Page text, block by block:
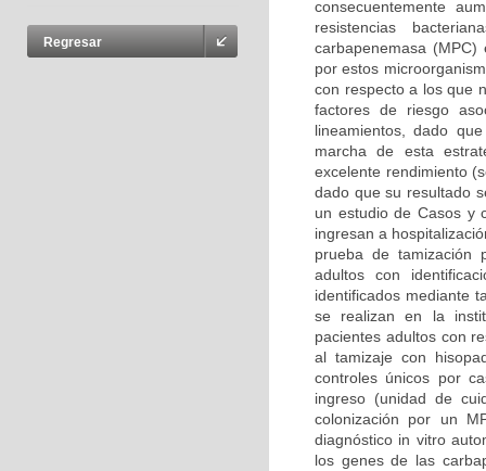
Regresar
consecuentemente
resistencias
carbapenemasa
por estos
con respecto a los que
factores de riesgo
lineamientos, dado
marcha de esta
excelente rendimiento
dado que su resultado
un estudio de Casos y
ingresan a
prueba de tamización
adultos con
identificados mediante
se realizan en la
pacientes adultos con
al tamizaje con
controles únicos por
ingreso (unidad de
colonización por un
diagnóstico in vitro
los genes de las